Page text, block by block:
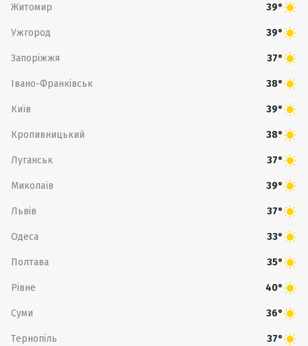
Житомир 39°
Ужгород 39°
Запоріжжя 37°
Івано-Франківськ 38°
Київ 39°
Кропивницький 38°
Луганськ 37°
Миколаїв 39°
Львів 37°
Одеса 33°
Полтава 35°
Рівне 40°
Суми 36°
Тернопіль 37°